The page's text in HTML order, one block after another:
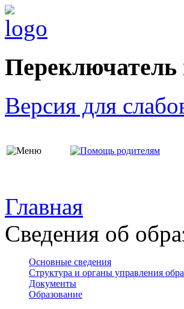
Переключатель
Версия для
Главная
Сведения об
Основные сведения
Структура и органы управления
Документы
Образование